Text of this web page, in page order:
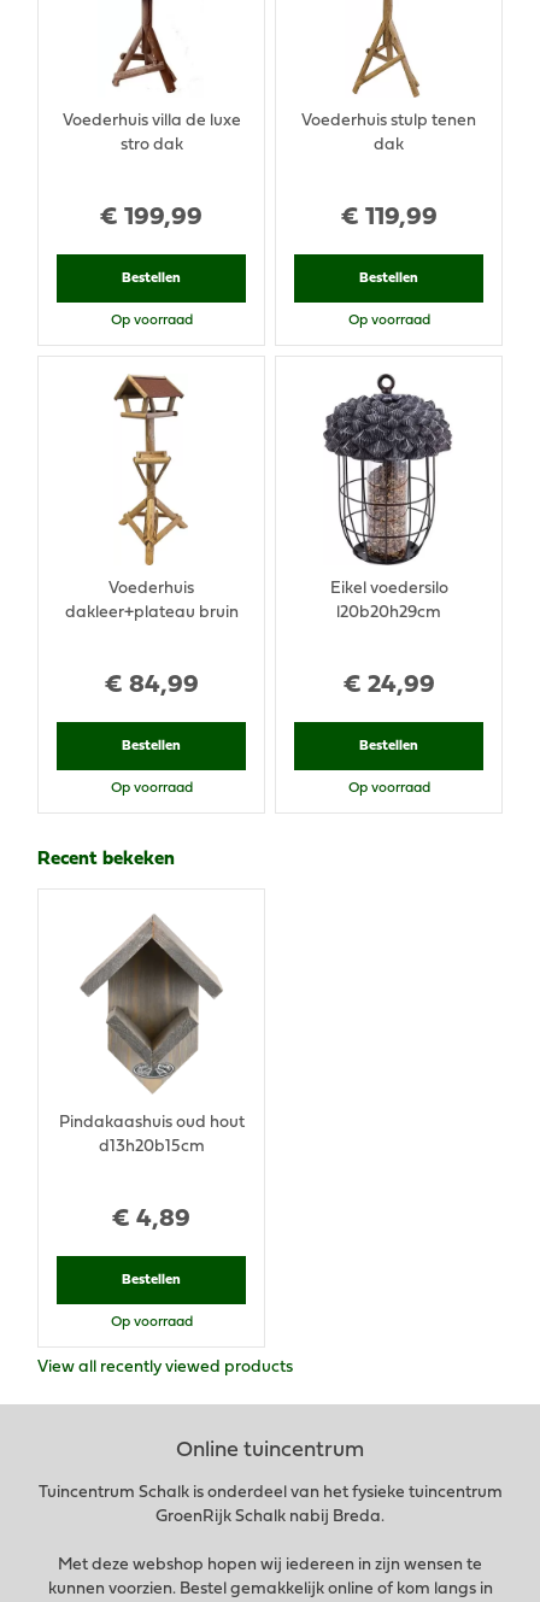
€ 199,99
Voederhuis villa de luxe
stro dak
Bestellen
Op voorraad
€ 119,99
Voederhuis stulp tenen
dak
Bestellen
Op voorraad
€ 84,99
Voederhuis
dakleer+plateau bruin
Bestellen
Op voorraad
€ 24,99
Eikel voedersilo
l20b20h29cm
Bestellen
Op voorraad
Recent bekeken
€ 4,89
Pindakaashuis oud hout
d13h20b15cm
Bestellen
Op voorraad
View all recently viewed products
Online tuincentrum
Tuincentrum Schalk is onderdeel van het fysieke tuincentrum
GroenRijk Schalk nabij Breda.
Met deze webshop hopen wij iedereen in zijn wensen te
kunnen voorzien. Bestel gemakkelijk online of kom langs in